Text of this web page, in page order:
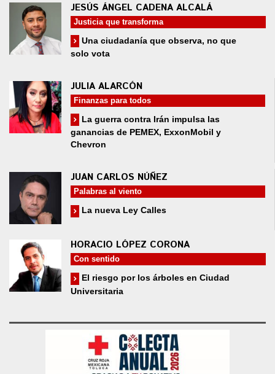
JESÚS ÁNGEL CADENA ALCALÁ
Justicia que transforma
Una ciudadanía que observa, no que
solo vota
JULIA ALARCÓN
Finanzas para todos
La guerra contra Irán impulsa las
ganancias de PEMEX, ExxonMobil y
Chevron
JUAN CARLOS NÚÑEZ
Palabras al viento
La nueva Ley Calles
HORACIO LÓPEZ CORONA
Con sentido
El riesgo por los árboles en Ciudad
Universitaria